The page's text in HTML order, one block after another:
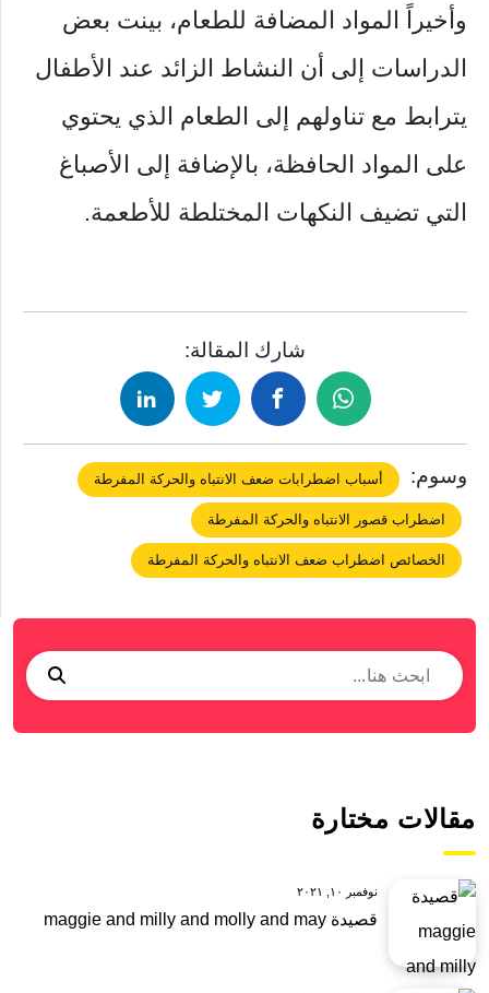
وأخيراً المواد المضافة للطعام، بينت بعض
الدراسات إلى أن النشاط الزائد عند الأطفال
يترابط مع تناولهم إلى الطعام الذي يحتوي
على المواد الحافظة، بالإضافة إلى الأصباغ
التي تضيف النكهات المختلطة للأطعمة.
شارك المقالة:
وسوم: أسباب اضطرابات ضعف الانتباه والحركة المفرطة
اضطراب قصور الانتباه والحركة المفرطة
الخصائص اضطراب ضعف الانتباه والحركة المفرطة
مقالات مختارة
نوفمبر ١٠, ٢٠٢١
قصيدة maggie and milly and molly and may